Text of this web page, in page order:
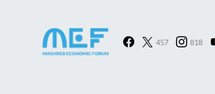
457 818